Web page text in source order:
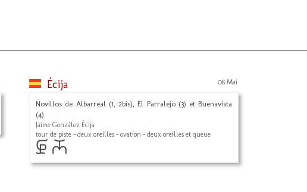
Écija 08 Mai
Novillos de Albarreal (1, 2bis), El Parralejo (3) et Buenavista
(4)
Jaime González Écija
tour de piste - deux oreilles - ovation - deux oreilles et queue